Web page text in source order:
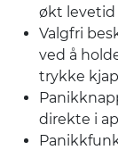
økt levetid
Valgfri
ved å
trykke
direkte i